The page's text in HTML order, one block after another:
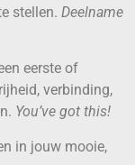
stellen. Deelname
eerste of
verbinding,
You’ve got this!
in jouw mooie,